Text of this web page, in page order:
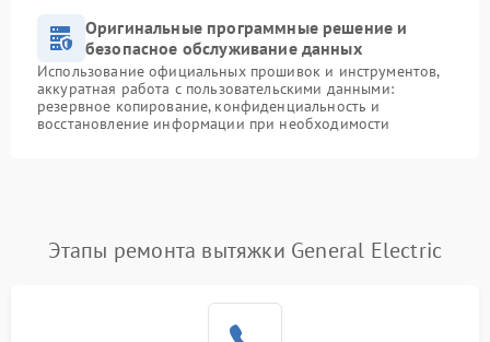
Оригинальные программные решение и
безопасное обслуживание данных
Использование официальных прошивок и инструментов,
аккуратная работа с пользовательскими данными:
резервное копирование, конфиденциальность и
восстановление информации при необходимости
Этапы ремонта вытяжки General Electric